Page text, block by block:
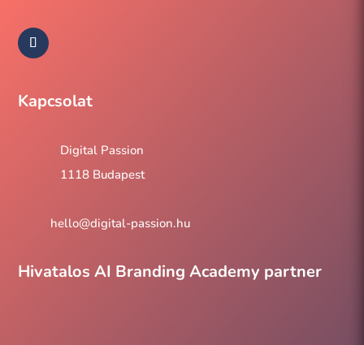
hirdetéseket biztosítanak Önnek. Ezeket a sütiket
böngészőjében. Eldöntheti, hogy engedélyezi vagy
befolyásolhatja a böngészési élményt.
Mind elutasítása
Kapcsolat
Digital Passion
1118 Budapest
hello@digital-passion.hu
Hivatalos AI Branding Academy partner